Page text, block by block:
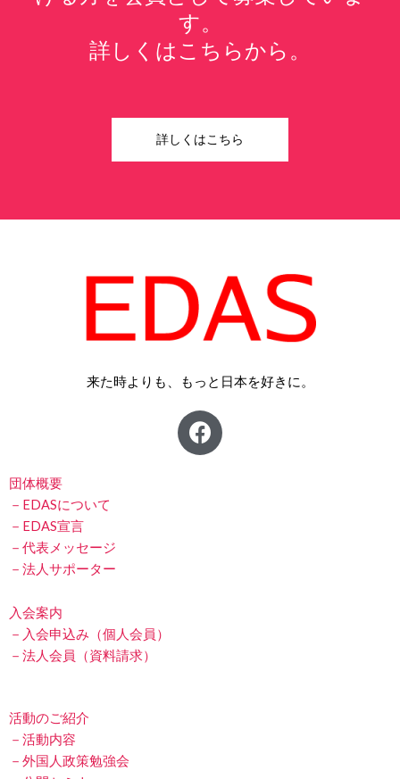
す。
詳しくはこちらから。
詳しくはこちら
来た時よりも、もっと日本を好きに。
F
a
団体概要
－EDASについて
－EDAS宣言
－代表メッセージ
－法人サポーター
入会案内
－入会申込み（個人会員）
－法人会員（資料請求）
活動のご紹介
－活動内容
－外国人政策勉強会